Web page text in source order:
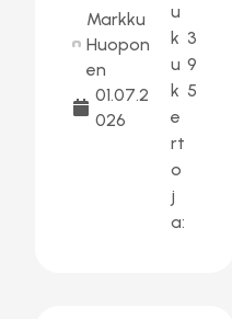
Markku
Huopon
en
01.07.2
026
u
k
u
k
e
rt
o
j
a:
3
9
5